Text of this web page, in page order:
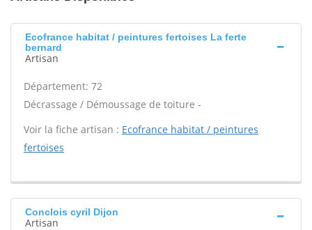
Ecofrance habitat / peintures fertoises La ferte
bernard
Artisan
Département: 72
Décrassage / Démoussage de toiture -
Voir la fiche artisan : Ecofrance habitat / peintures
fertoises
Conclois cyril Dijon
Artisan